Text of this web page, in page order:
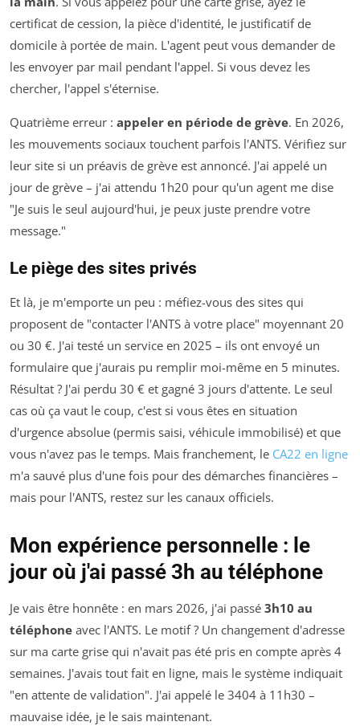
certificat de cession, la pièce d'identité, le justificatif de
domicile à portée de main. L'agent peut vous demander de
les envoyer par mail pendant l'appel. Si vous devez les
chercher, l'appel s'éternise.
Quatrième erreur : appeler en période de grève. En 2026,
les mouvements sociaux touchent parfois l'ANTS. Vérifiez sur
leur site si un préavis de grève est annoncé. J'ai appelé un
jour de grève – j'ai attendu 1h20 pour qu'un agent me dise
"Je suis le seul aujourd'hui, je peux juste prendre votre
message."
Le piège des sites privés
Et là, je m'emporte un peu : méfiez-vous des sites qui
proposent de "contacter l'ANTS à votre place" moyennant 20
ou 30 €. J'ai testé un service en 2025 – ils ont envoyé un
formulaire que j'aurais pu remplir moi-même en 5 minutes.
Résultat ? J'ai perdu 30 € et gagné 3 jours d'attente. Le seul
cas où ça vaut le coup, c'est si vous êtes en situation
d'urgence absolue (permis saisi, véhicule immobilisé) et que
vous n'avez pas le temps. Mais franchement, le CA22 en ligne
m'a sauvé plus d'une fois pour des démarches financières –
mais pour l'ANTS, restez sur les canaux officiels.
Mon expérience personnelle : le
jour où j'ai passé 3h au téléphone
Je vais être honnête : en mars 2026, j'ai passé 3h10 au
téléphone avec l'ANTS. Le motif ? Un changement d'adresse
sur ma carte grise qui n'avait pas été pris en compte après 4
semaines. J'avais tout fait en ligne, mais le système indiquait
"en attente de validation". J'ai appelé le 3404 à 11h30 –
mauvaise idée, je le sais maintenant.